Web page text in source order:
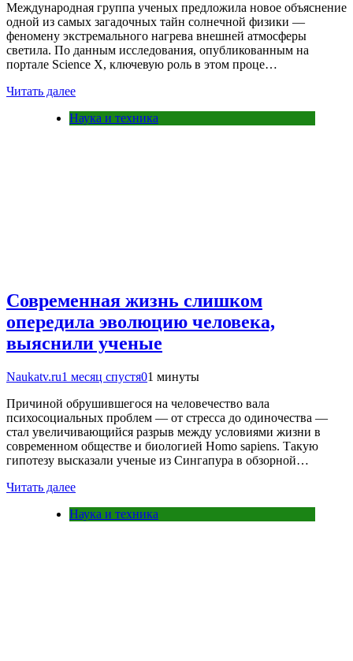
Международная группа ученых предложила новое объяснение
одной из самых загадочных тайн солнечной физики —
феномену экстремального нагрева внешней атмосферы
светила. По данным исследования, опубликованным на
портале Science X, ключевую роль в этом проце…
Читать далее
Наука и техника
Современная жизнь слишком
опередила эволюцию человека,
выяснили ученые
Naukatv.ru1 месяц спустя01 минуты
Причиной обрушившегося на человечество вала
психосоциальных проблем — от стресса до одиночества —
стал увеличивающийся разрыв между условиями жизни в
современном обществе и биологией Homo sapiens. Такую
гипотезу высказали ученые из Сингапура в обзорной…
Читать далее
Наука и техника